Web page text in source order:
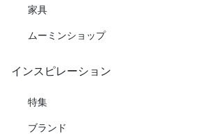
家具
ムーミンショップ
インスピレーション
特集
ブランド